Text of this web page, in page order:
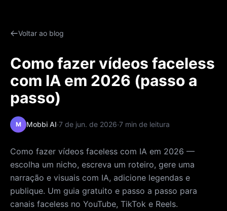
Voltar ao blog
Como fazer vídeos faceless
com IA em 2026 (passo a
passo)
M Mobbi AI·7 de jun. de 2026·7 min de leitura
Como fazer vídeos faceless com IA em 2026 —
escolha um nicho, escreva um roteiro, gere uma
narração e visuais com IA, adicione legendas e
publique. Um guia gratuito e passo a passo para
canais faceless no YouTube, TikTok e Reels.